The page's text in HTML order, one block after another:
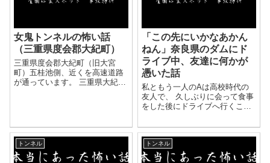
女鬼トンネルの怖い話
（三重県度会郡大紀町）
三重県度会郡大紀町（旧大宮
町）五桂池側、近くを高速道路
が通っています。 三重県大紀町
時代にトンネル...
「この先にいかなあかん
ねん」奈良県のダムにド
ライブ中、友達に何かが
憑いた話
私ともう一人のAは高校時代の
友人で、 久しぶりに会って食事
をした後にドライブへ行くこと
ドライブしてたのですがあまり
面白くもなく、 私は心霊スポッ
トにいかないかと提案しまし
た。 Aはすこし...
トンネル トンネル